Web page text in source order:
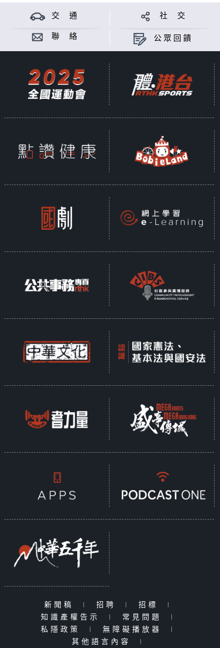
交 通 社 交
聯 絡 公眾回饋
新聞稿 | 招聘 | 招標
|
知識產權告示
| 常見問題
|
私隱政策
| 無障礙播放器
|
其他語言內容
|